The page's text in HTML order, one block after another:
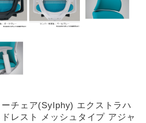
チェア(Sylphy) エクストラハ
レスト メッシュタイプ アジャ